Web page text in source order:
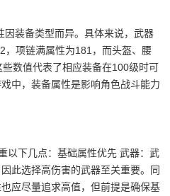
因装备类型而异。具体来说，武器
，项链满属性为181，而头盔、腰
数值代表了相应装备在100级时可
中，装备属性是影响角色战斗能力
以下几点：基础属性优先 武器：武
此选择高伤害的武器至关重要。同
应尽量追求高值，但前提是确保基